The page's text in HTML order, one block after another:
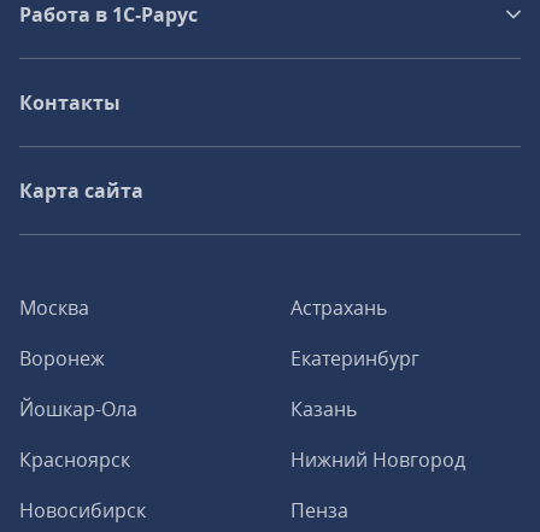
Москва
Астрахань
Воронеж
Екатеринбург
Йошкар-Ола
Казань
Красноярск
Нижний Новгород
Новосибирск
Пенза
Работа в 1С‑Рарус
Контакты
Карта сайта